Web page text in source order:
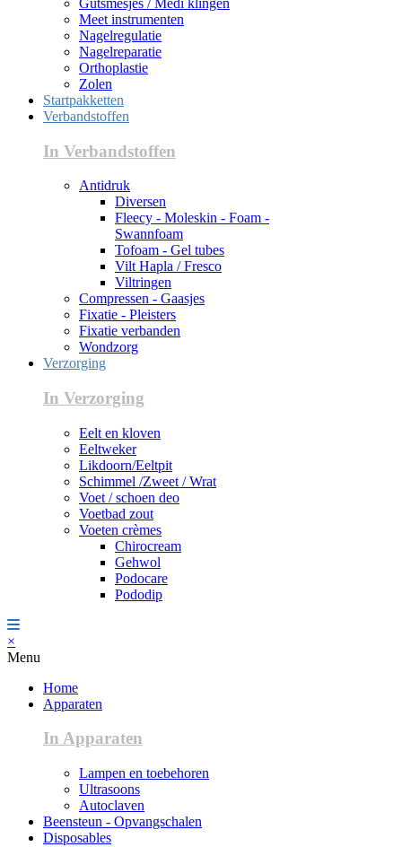
Meet instrumenten
Nagelregulatie
Nagelreparatie
Orthoplastie
Zolen
Startpakketten
Verbandstoffen
In Verbandstoffen
Antidruk
Diversen
Fleecy - Moleskin - Foam -
Swannfoam
Tofoam - Gel tubes
Vilt Hapla / Fresco
Viltringen
Compressen - Gaasjes
Fixatie - Pleisters
Fixatie verbanden
Wondzorg
Verzorging
In Verzorging
Eelt en kloven
Eeltweker
Likdoorn/Eeltpit
Schimmel /Zweet / Wrat
Voet / schoen deo
Voetbad zout
Voeten crèmes
Chirocream
Gehwol
Podocare
Pododip
×
Menu
Home
Apparaten
In Apparaten
Lampen en toebehoren
Ultrasoons
Autoclaven
Beensteun - Opvangschalen
Disposables